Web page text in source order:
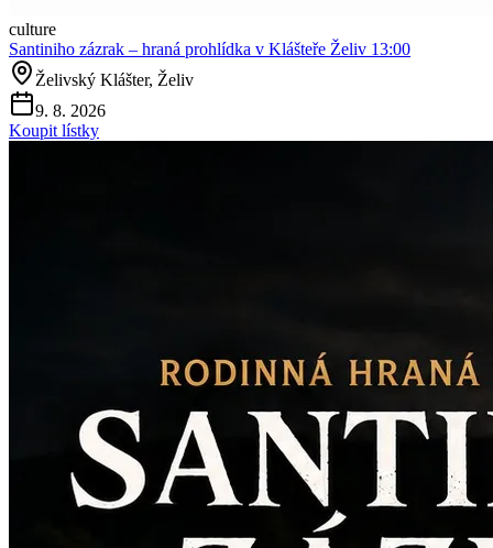
culture
Santiniho zázrak – hraná prohlídka v Klášteře Želiv 13:00
Želivský Klášter, Želiv
9. 8. 2026
Koupit lístky